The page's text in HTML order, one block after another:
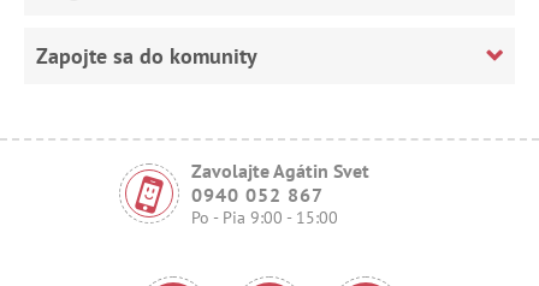
Zapojte sa do komunity
Zavolajte Agátin Svet
0940 052 867
Po - Pia 9:00 - 15:00